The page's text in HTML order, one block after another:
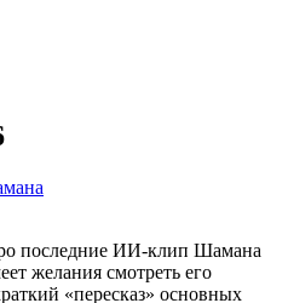
последние ИИ-клип Шамана
желания смотреть его
«пересказ» основных